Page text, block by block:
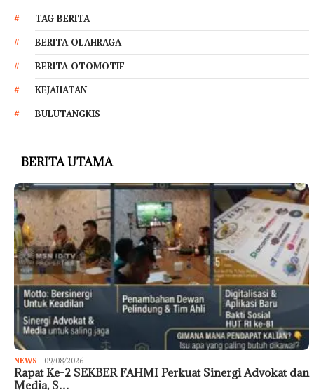
TAG BERITA
BERITA OLAHRAGA
BERITA OTOMOTIF
KEJAHATAN
BULUTANGKIS
BERITA UTAMA
NEWS 09/08/2026
Rapat Ke-2 SEKBER FAHMI Perkuat Sinergi Advokat dan
Media, S…